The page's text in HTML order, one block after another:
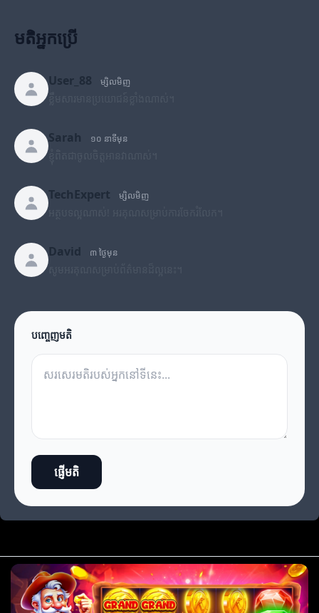
មតិអ្នកប្រើ
User_88 ម្សិលមិញ
Sarah ១០ នាទីមុន
TechExpert ម្សិលមិញ
David ៣ ថ្ងៃមុន
បញ្ចេញមតិ
ផ្ញើមតិ